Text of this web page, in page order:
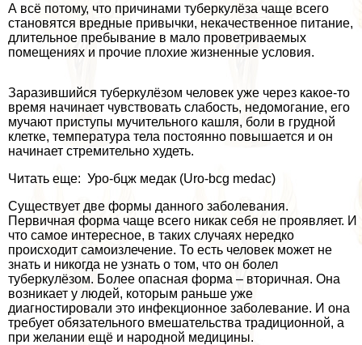
А всё потому, что причинами туберкулёза чаще всего
становятся вредные привычки, некачественное питание,
длительное пребывание в мало проветриваемых
помещениях и прочие плохие жизненные условия.
Заразившийся туберкулёзом человек уже через какое-то
время начинает чувствовать слабость, недомогание, его
мучают приступы мучительного кашля, боли в грудной
клетке, температура тела постоянно повышается и он
начинает стремительно худеть.
Читать еще: Уро-бцж медак (Uro-bcg medac)
Существует две формы данного заболевания.
Первичная форма чаще всего никак себя не проявляет. И
что самое интересное, в таких случаях нередко
происходит самоизлечение. То есть человек может не
знать и никогда не узнать о том, что он болел
туберкулёзом. Более опасная форма – вторичная. Она
возникает у людей, которым раньше уже
диагностировали это инфекционное заболевание. И она
требует обязательного вмешательства традиционной, а
при желании ещё и народной медицины.